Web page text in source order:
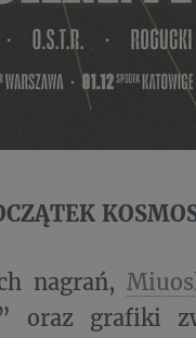
nagrań,
oraz grafiki